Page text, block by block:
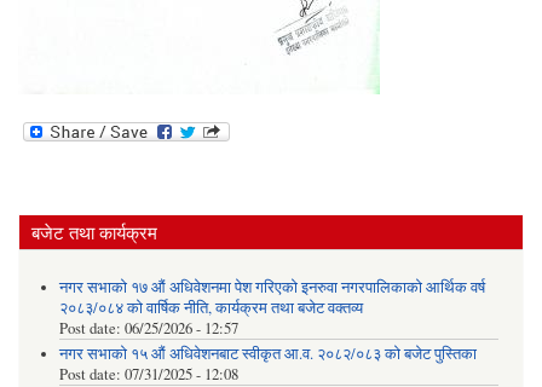
बजेट तथा कार्यक्रम
नगर सभाको १७ औं अधिवेशनमा पेश गरिएको इनरुवा नगरपालिकाको आर्थिक वर्ष
२०८३/०८४ को वार्षिक नीति, कार्यक्रम तथा बजेट वक्तव्य
Post date: 06/25/2026 - 12:57
नगर सभाको १५ औं अधिवेशनबाट स्वीकृत आ.व. २०८२/०८३ को बजेट पुस्तिका
Post date: 07/31/2025 - 12:08